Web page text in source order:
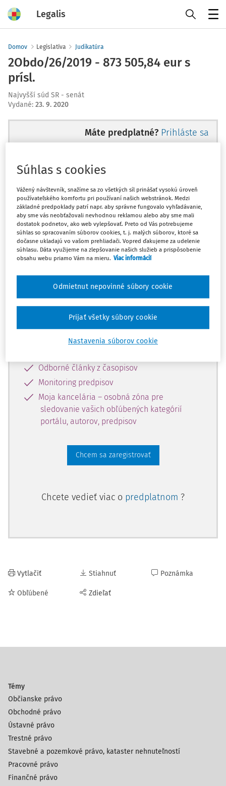
Legalis
Domov Legislatíva Judikatúra
2Obdo/26/2019 - 873 505,84 eur s
prísl.
Najvyšší súd SR - senát
Vydané: 23. 9. 2020
Máte predplatné? Prihláste sa
Ups, zatiaľ ste si prečítali len
začiatok...
Celý odborný obsah z tejto oblasti je
dostupný predplatiteľom portálu.
Odomknite si prístup k odbornému
obsahu a získajte prístup na 10 dní
zdarma, stačí sa len zaregistrovať.
Vďaka registrácii získate prístup aj k
vybranému obsahu:
Odborné články z časopisov
Monitoring predpisov
Moja kancelária – osobná zóna pre
sledovanie vašich obľúbených kategórií
portálu, autorov, predpisov
Chcem sa zaregistrovať
Chcete vedieť viac o predplatnom ?
Vytlačiť
Obľúbené
Stiahnuť
Zdieľať
Poznámka
Témy
Občianske právo
Obchodné právo
Ústavné právo
Trestné právo
Stavebné a pozemkové právo, kataster nehnuteľností
Pracovné právo
Finančné právo
Súhlas s cookies
Vážený návštevník, snažíme sa zo všetkých síl prinášať vysokú úroveň
používateľského komfortu pri používaní našich webstránok. Medzi
základné predpoklady patrí napr. aby správne fungovalo vyhľadávanie,
aby sme vás neobťažovali nevhodnou reklamou alebo aby sme mali
dostatok podnetov, ako web vylepšovať. Preto od Vás potrebujeme
súhlas so spracovaním súborov cookies, t. j. malých súborov, ktoré sa
dočasne ukladajú vo vašom prehliadači. Vopred ďakujeme za udelenie
súhlasu. Dáta využijeme na zlepšovanie našich služieb a prispôsobenie
obsahu webu priamo Vám na mieru. Viac informácií
Nastavenia súborov cookie
Odmietnut nepovinné súbory cookie
Prijať všetky súbory cookie